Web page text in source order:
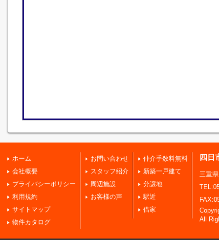
ホーム
会社概要
プライバシーポリシー
利用規約
サイトマップ
物件カタログ
お問い合わせ
スタッフ紹介
周辺施設
お客様の声
仲介手数料無料
新築一戸建て
分譲地
駅近
借家
四日
三重
All